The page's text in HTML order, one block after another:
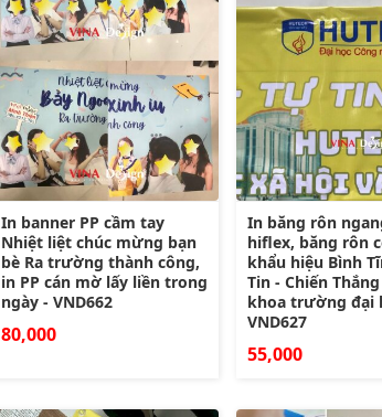
In banner PP cầm tay
Nhiệt liệt chúc mừng bạn
bè Ra trường thành công,
in PP cán mờ lấy liền trong
ngày - VND662
80,000
In băng rôn
hiflex, băng rôn
khẩu hiệu Bình
Tin - Chiến
khoa trường đại
VND627
55,000